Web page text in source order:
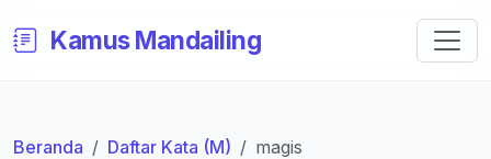
Kamus Mandailing
Beranda Daftar Kata (M) magis